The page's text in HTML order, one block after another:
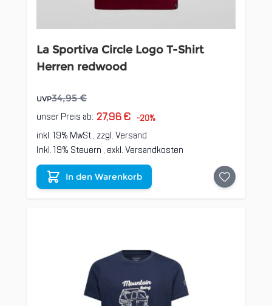
La Sportiva Circle Logo T-Shirt
Herren redwood
UVP34,95 €
unser Preis ab: 27,96 € -20%
inkl. 19% MwSt., zzgl.Versand
Inkl. 19% Steuern , exkl.Versandkosten
In den Warenkorb